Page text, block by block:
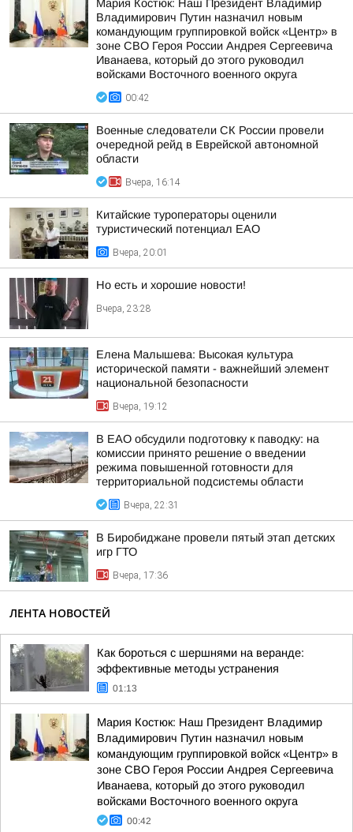
Мария Костюк: Наш Президент Владимир
Владимирович Путин назначил новым
командующим группировкой войск «Центр» в
зоне СВО Героя России Андрея Сергеевича
Иванаева, который до этого руководил
войсками Восточного военного округа
00:42
Военные следователи СК России провели
очередной рейд в Еврейской автономной
области
Вчера, 16:14
Китайские туроператоры оценили
туристический потенциал ЕАО
Вчера, 20:01
Но есть и хорошие новости!
Вчера, 23:28
Елена Малышева: Высокая культура
исторической памяти - важнейший элемент
национальной безопасности
Вчера, 19:12
В ЕАО обсудили подготовку к паводку: на
комиссии принято решение о введении
режима повышенной готовности для
территориальной подсистемы области
Вчера, 22:31
В Биробиджане провели пятый этап детских
игр ГТО
Вчера, 17:36
ЛЕНТА НОВОСТЕЙ
Как бороться с шершнями на веранде:
эффективные методы устранения
01:13
Мария Костюк: Наш Президент Владимир
Владимирович Путин назначил новым
командующим группировкой войск «Центр» в
зоне СВО Героя России Андрея Сергеевича
Иванаева, который до этого руководил
войсками Восточного военного округа
00:42